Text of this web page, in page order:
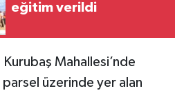
eğitim verildi
Kurubaş Mahallesi’nde
üzerinde yer alan